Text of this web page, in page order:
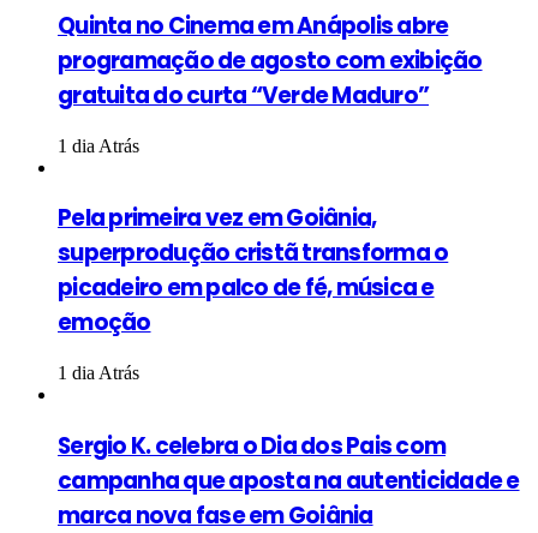
Quinta no Cinema em Anápolis abre
programação de agosto com exibição
gratuita do curta “Verde Maduro”
1 dia Atrás
Pela primeira vez em Goiânia,
superprodução cristã transforma o
picadeiro em palco de fé, música e
emoção
1 dia Atrás
Sergio K. celebra o Dia dos Pais com
campanha que aposta na autenticidade e
marca nova fase em Goiânia